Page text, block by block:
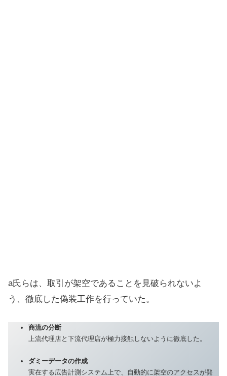
a氏らは、取引が架空であることを見破られないよ
う、徹底した偽装工作を行っていた。
商流の分断
上流代理店と下流代理店が極力接触しないように徹底した。
ダミーデータの作成
実在する広告計測システム上で、自動的に架空のアクセスが発